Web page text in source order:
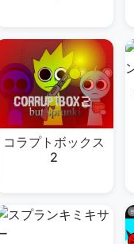
コラプトボックス
2